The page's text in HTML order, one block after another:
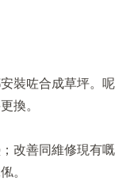
裝咗合成草坪。呢
換。
改善同維修現有嘅
。